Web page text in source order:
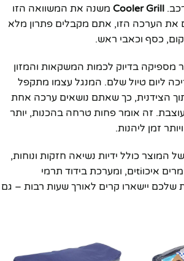
Cooler Grill משנה את המשוואה הזו
את הערכה הזו, אתם מקבלים פתרון מלא
כסף וכאבי ראש.
בנפח 20 ליטר מספיקה בדיוק לכמות המשקאות והמזון
ליום טיול שלם. המנגל עצמו מתקפל
הצידנית, כך שאתם נושאים ערכה אחת
זה אומר פחות טרחה בהכנות, יותר
זמן ליהנות.
המוצר כולל ידיות נשיאה חזקות ונוחות,
מבנה עמיד העשוי מחומרים איכוtiים, ומערכת בידוד תרמי
יישארו קרים לאורך שעות רבות – גם